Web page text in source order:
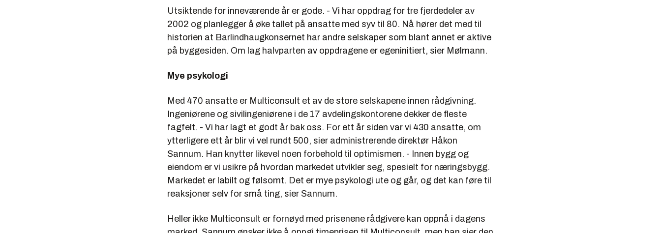
Utsiktende for inneværende år er gode. - Vi har oppdrag for tre fjerdedeler av
2002 og planlegger å øke tallet på ansatte med syv til 80. Nå hører det med til
historien at Barlindhaugkonsernet har andre selskaper som blant annet er aktive
på byggesiden. Om lag halvparten av oppdragene er egeninitiert, sier Mølmann.
Mye psykologi
Med 470 ansatte er Multiconsult et av de store selskapene innen rådgivning.
Ingeniørene og sivilingeniørene i de 17 avdelingskontorene dekker de fleste
fagfelt. - Vi har lagt et godt år bak oss. For ett år siden var vi 430 ansatte, om
ytterligere ett år blir vi vel rundt 500, sier administrerende direktør Håkon
Sannum. Han knytter likevel noen forbehold til optimismen. - Innen bygg og
eiendom er vi usikre på hvordan markedet utvikler seg, spesielt for næringsbygg.
Markedet er labilt og følsomt. Det er mye psykologi ute og går, og det kan føre til
reaksjoner selv for små ting, sier Sannum.
Heller ikke Multiconsult er fornøyd med prisenene rådgivere kan oppnå i dagens